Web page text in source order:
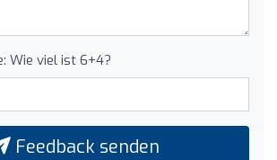
Wie viel ist 6+4?
Feedback senden